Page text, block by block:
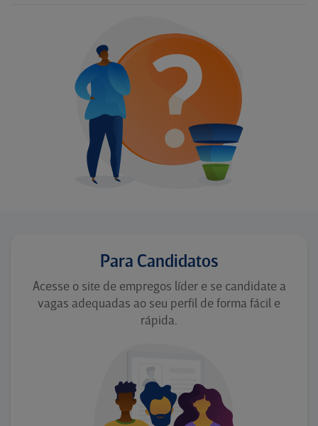
Para Candidatos
Acesse o site de empregos líder e se candidate a
vagas adequadas ao seu perfil de forma fácil e
rápida.